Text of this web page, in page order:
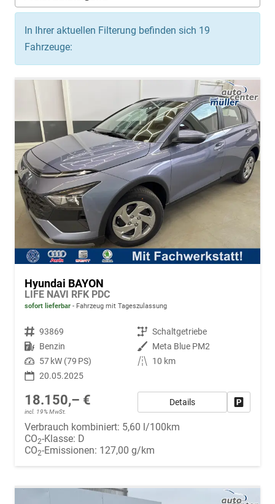
In Ihrer aktuellen Filterung befinden sich 19
Fahrzeuge:
Hyundai BAYON
LIFE NAVI RFK PDC
sofort lieferbar Fahrzeug mit Tageszulassung
Fahrzeugnr. 93869 Getriebe Schaltgetriebe
Kraftstoff Benzin Außenfarbe Meta Blue PM2
Leistung 57 kW (79 PS) Kilometerstand
10 km
20.05.2025
18.150,– €
incl. 19% MwSt.
Details
Verbrauch kombiniert: 5,60 l/100km
CO2-Klasse: D
CO2-Emissionen: 127,00 g/km